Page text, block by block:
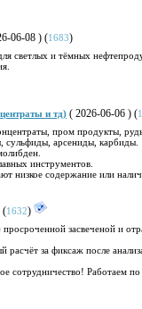
06-08 ) (1683)
светлых и тёмных
и тд) ( 2026-06-06 ) (
пром продукты,
сульфиды, арсениды, карбиды.
инструментов.
низкое содержание или
(1632)
засвеченой и
за фиксаж после
сотрудничество! Работаем